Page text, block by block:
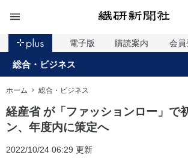
電子版 購読案内 会員
総合・ビジネス
ホーム 総合・ビジネス
経産省 が「ファッションロー」で
ン、年度内に策定へ
2022/10/24 06:29 更新